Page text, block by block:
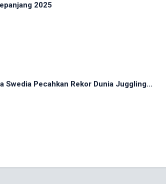
2025
Swedia Pecahkan Rekor Dunia Juggling...